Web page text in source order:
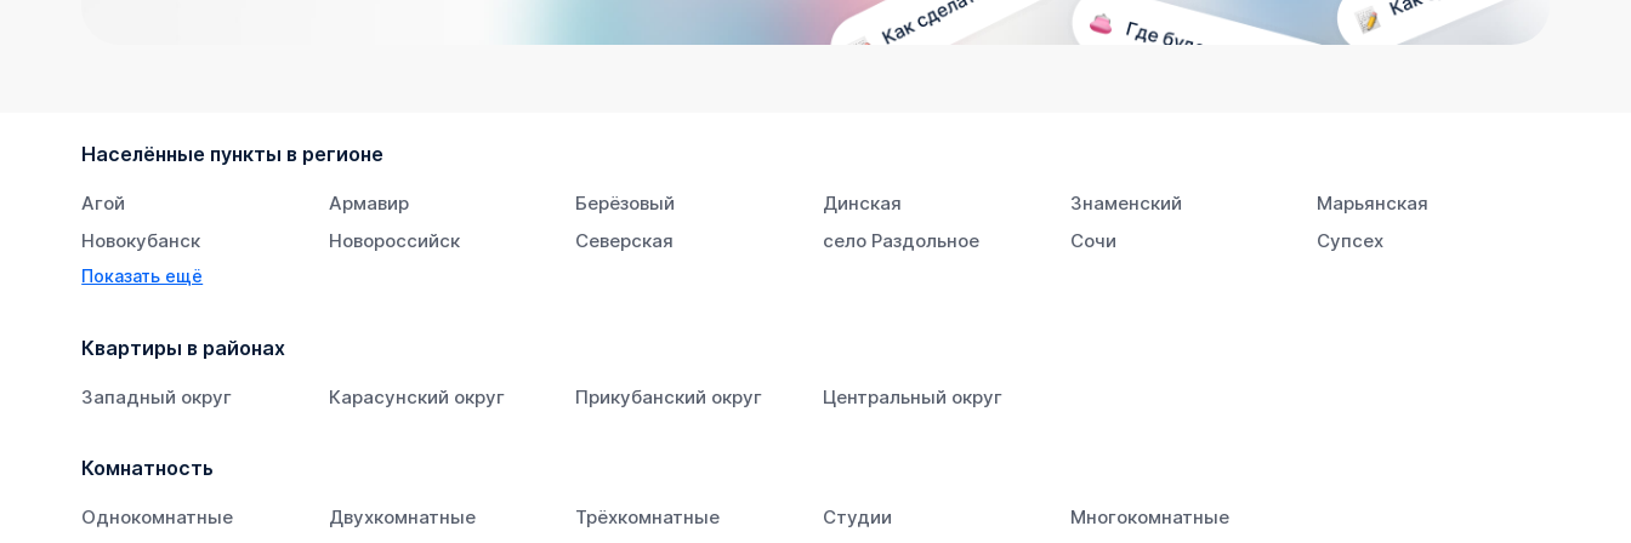
Населённые пункты в регионе
Агой Армавир Берёзовый Динская Знаменский
Марьянская
Новокубанск
Новороссийск Северская село Раздольное Сочи
Супсех
Тихорецк
Показать ещё
Квартиры в районах
Западный округ Карасунский округ Прикубанский округ Центральный округ
Комнатность
Однокомнатные Двухкомнатные Трёхкомнатные Студии Многокомнатные